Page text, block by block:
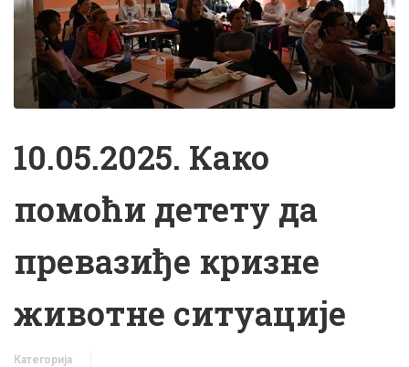
10.05.2025. Како
помоћи детету да
превазиђе кризне
животне ситуације
Категорија